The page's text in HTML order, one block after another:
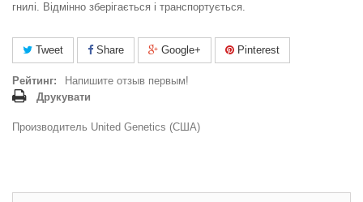
гнилі. Відмінно зберігається і транспортується.
Tweet Share Google+ Pinterest
Рейтинг:
Напишите отзыв первым!
Друкувати
Производитель United Genetics (США)